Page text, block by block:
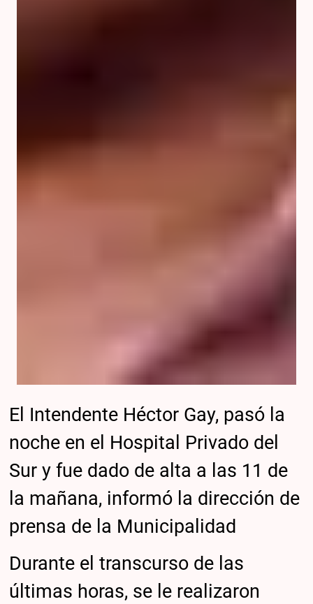
El Intendente Héctor Gay, pasó la
noche en el Hospital Privado del
Sur y fue dado de alta a las 11 de
la mañana, informó la dirección de
prensa de la Municipalidad
Durante el transcurso de las
últimas horas, se le realizaron